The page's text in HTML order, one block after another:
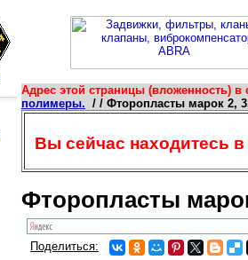
Адрес этой страницы (вложенность) в
полимеры. / / Фторопласты марок 2,
Вы сейчас находитесь в
Фторопласты
Поделиться: